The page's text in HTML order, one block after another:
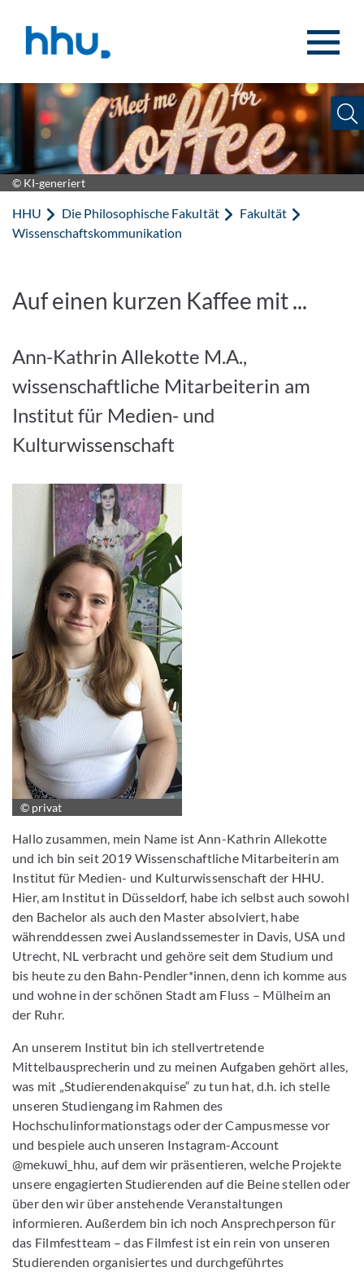
© KI-generiert
HHU Die Philosophische Fakultät
Fakultät
Wissenschaftskommunikation
Auf einen kurzen Kaffee mit ...
Ann-Kathrin Allekotte M.A.,
wissenschaftliche Mitarbeiterin am
Institut für Medien- und
Kulturwissenschaft
© privat
Hallo zusammen, mein Name ist Ann-Kathrin Allekotte
und ich bin seit 2019 Wissenschaftliche Mitarbeiterin am
Institut für Medien- und Kulturwissenschaft der HHU.
Hier, am Institut in Düsseldorf, habe ich selbst auch sowohl
den Bachelor als auch den Master absolviert, habe
währenddessen zwei Auslandssemester in Davis, USA und
Utrecht, NL verbracht und gehöre seit dem Studium und
bis heute zu den Bahn-Pendler*innen, denn ich komme aus
und wohne in der schönen Stadt am Fluss – Mülheim an
der Ruhr.
An unserem Institut bin ich stellvertretende
Mittelbausprecherin und zu meinen Aufgaben gehört alles,
was mit „Studierendenakquise“ zu tun hat, d.h. ich stelle
unseren Studiengang im Rahmen des
Hochschulinformationstags oder der Campusmesse vor
und bespiele auch unseren Instagram-Account
@mekuwi_hhu, auf dem wir präsentieren, welche Projekte
unsere engagierten Studierenden auf die Beine stellen oder
über den wir über anstehende Veranstaltungen
informieren. Außerdem bin ich noch Ansprechperson für
das Filmfestteam – das Filmfest ist ein rein von unseren
Studierenden organisiertes und durchgeführtes